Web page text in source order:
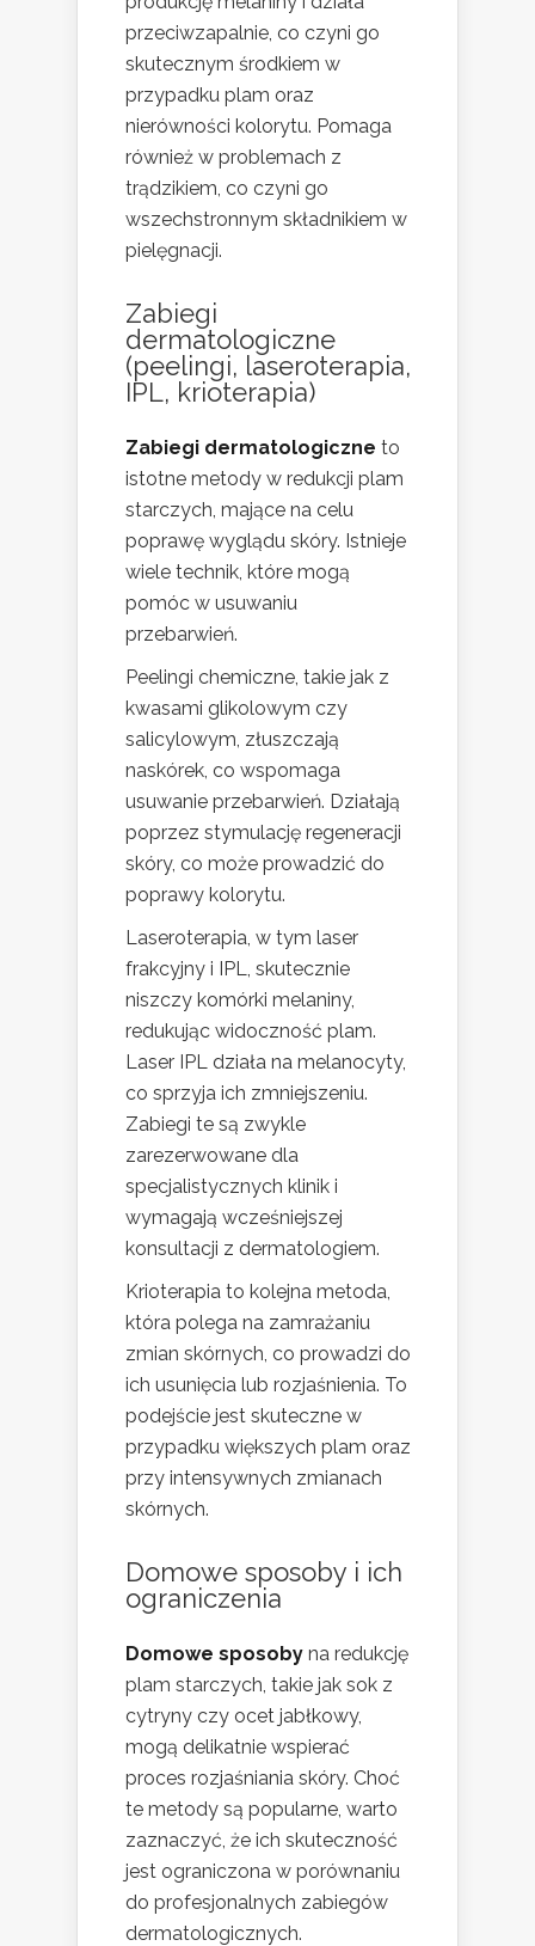
przeciwzapalnie, co czyni go
skutecznym środkiem w
przypadku plam oraz
nierówności kolorytu. Pomaga
również w problemach z
trądzikiem, co czyni go
wszechstronnym składnikiem w
pielęgnacji.
Zabiegi
dermatologiczne
(peelingi, laseroterapia,
IPL, krioterapia)
Zabiegi dermatologiczne to
istotne metody w redukcji plam
starczych, mające na celu
poprawę wyglądu skóry. Istnieje
wiele technik, które mogą
pomóc w usuwaniu
przebarwień.
Peelingi chemiczne, takie jak z
kwasami glikolowym czy
salicylowym, złuszczają
naskórek, co wspomaga
usuwanie przebarwień. Działają
poprzez stymulację regeneracji
skóry, co może prowadzić do
poprawy kolorytu.
Laseroterapia, w tym laser
frakcyjny i IPL, skutecznie
niszczy komórki melaniny,
redukując widoczność plam.
Laser IPL działa na melanocyty,
co sprzyja ich zmniejszeniu.
Zabiegi te są zwykle
zarezerwowane dla
specjalistycznych klinik i
wymagają wcześniejszej
konsultacji z dermatologiem.
Krioterapia to kolejna metoda,
która polega na zamrażaniu
zmian skórnych, co prowadzi do
ich usunięcia lub rozjaśnienia. To
podejście jest skuteczne w
przypadku większych plam oraz
przy intensywnych zmianach
skórnych.
Domowe sposoby i ich
ograniczenia
Domowe sposoby na redukcję
plam starczych, takie jak sok z
cytryny czy ocet jabłkowy,
mogą delikatnie wspierać
proces rozjaśniania skóry. Choć
te metody są popularne, warto
zaznaczyć, że ich skuteczność
jest ograniczona w porównaniu
do profesjonalnych zabiegów
dermatologicznych.